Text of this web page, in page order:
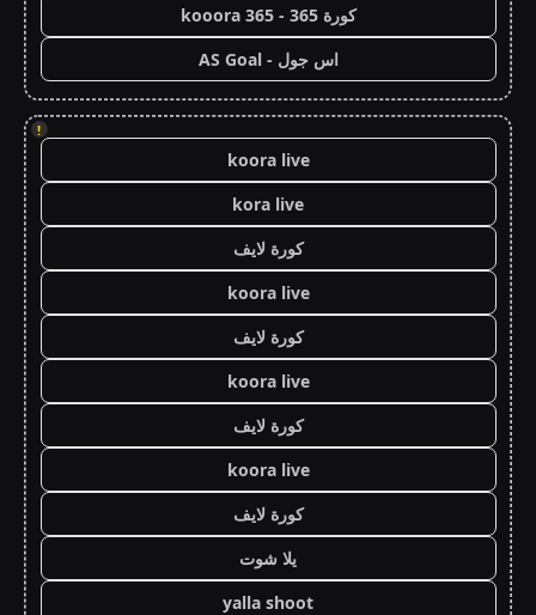
كورة 365 - kooora 365
اس جول - AS Goal
!
koora live
kora live
كورة لايف
koora live
كورة لايف
koora live
كورة لايف
koora live
كورة لايف
يلا شوت
yalla shoot